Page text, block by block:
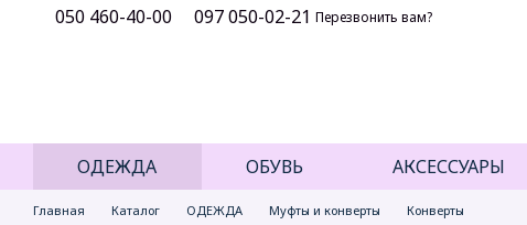
Перейти к основному контенту
050 460-40-00 097 050-02-21 Перезвонить вам?
ОДЕЖДА ОБУВЬ АКСЕССУАРЫ
Главная Каталог ОДЕЖДА Муфты и конверты Конверты